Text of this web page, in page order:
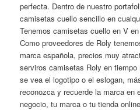
perfecta. Dentro de nuestro
camisetas cuello sencillo en
Tenemos camisetas cuello en V
Como proveedores de Roly
marca española, precios muy
serviros camisetas Roly en
se vea el logotipo o el eslogan,
reconozca y recuerde la marca en
negocio, tu marca o tu tienda